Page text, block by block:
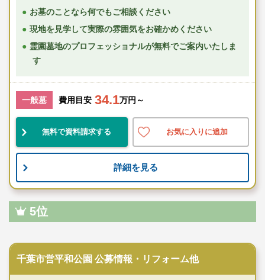
お墓のことなら何でもご相談ください
現地を見学して実際の雰囲気をお確かめください
霊園墓地のプロフェッショナルが無料でご案内いたしま
す
一般墓 費用目安 34.1万円～
無料で資料請求する お気に入りに追加
詳細を見る
5位
千葉市営平和公園 公募情報・リフォーム他